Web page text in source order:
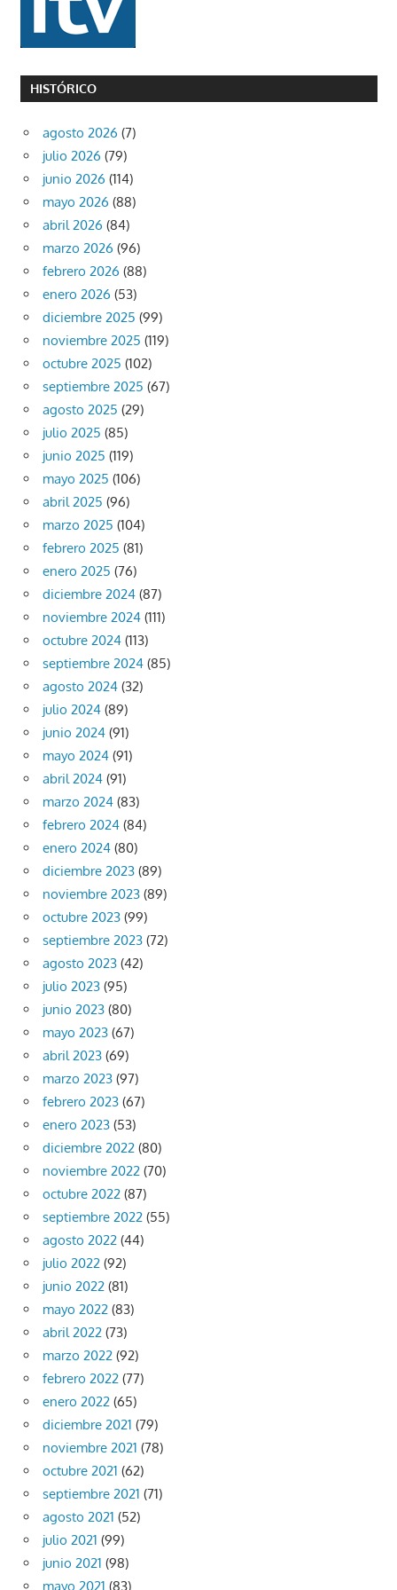
HISTÓRICO
agosto 2026 (7)
julio 2026 (79)
junio 2026 (114)
mayo 2026 (88)
abril 2026 (84)
marzo 2026 (96)
febrero 2026 (88)
enero 2026 (53)
diciembre 2025 (99)
noviembre 2025 (119)
octubre 2025 (102)
septiembre 2025 (67)
agosto 2025 (29)
julio 2025 (85)
junio 2025 (119)
mayo 2025 (106)
abril 2025 (96)
marzo 2025 (104)
febrero 2025 (81)
enero 2025 (76)
diciembre 2024 (87)
noviembre 2024 (111)
octubre 2024 (113)
septiembre 2024 (85)
agosto 2024 (32)
julio 2024 (89)
junio 2024 (91)
mayo 2024 (91)
abril 2024 (91)
marzo 2024 (83)
febrero 2024 (84)
enero 2024 (80)
diciembre 2023 (89)
noviembre 2023 (89)
octubre 2023 (99)
septiembre 2023 (72)
agosto 2023 (42)
julio 2023 (95)
junio 2023 (80)
mayo 2023 (67)
abril 2023 (69)
marzo 2023 (97)
febrero 2023 (67)
enero 2023 (53)
diciembre 2022 (80)
noviembre 2022 (70)
octubre 2022 (87)
septiembre 2022 (55)
agosto 2022 (44)
julio 2022 (92)
junio 2022 (81)
mayo 2022 (83)
abril 2022 (73)
marzo 2022 (92)
febrero 2022 (77)
enero 2022 (65)
diciembre 2021 (79)
noviembre 2021 (78)
octubre 2021 (62)
septiembre 2021 (71)
agosto 2021 (52)
julio 2021 (99)
junio 2021 (98)
mayo 2021 (83)